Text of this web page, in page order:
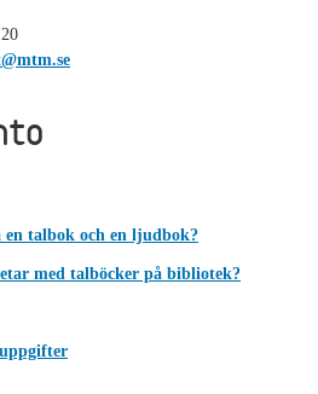
en talbok och en ljudbok?
med talböcker på bibliotek?